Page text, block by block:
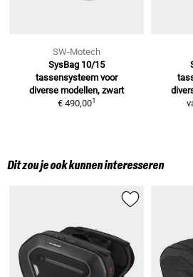
SW-Motech
SysBag 10/15
tassensysteem voor
diverse modellen, zwart
€ 490,001
Dit zou je ook kunnen interesseren